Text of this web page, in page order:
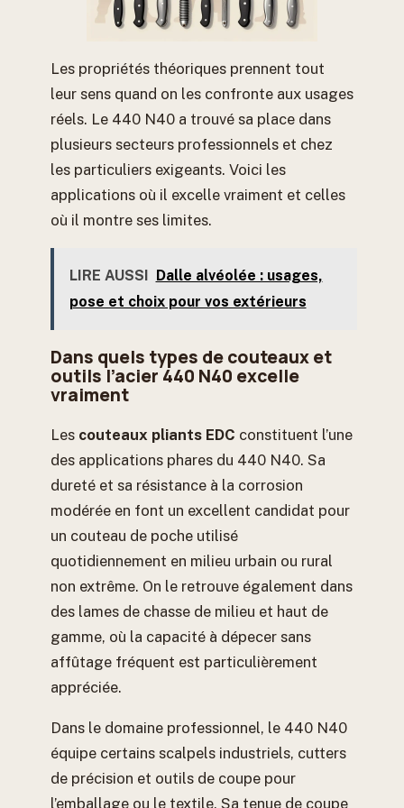
Les propriétés théoriques prennent tout
leur sens quand on les confronte aux usages
réels. Le 440 N40 a trouvé sa place dans
plusieurs secteurs professionnels et chez
les particuliers exigeants. Voici les
applications où il excelle vraiment et celles
où il montre ses limites.
LIRE AUSSI
Dalle alvéolée : usages,
pose et choix pour vos extérieurs
Dans quels types de couteaux et
outils l’acier 440 N40 excelle
vraiment
Les couteaux pliants EDC constituent l’une
des applications phares du 440 N40. Sa
dureté et sa résistance à la corrosion
modérée en font un excellent candidat pour
un couteau de poche utilisé
quotidiennement en milieu urbain ou rural
non extrême. On le retrouve également dans
des lames de chasse de milieu et haut de
gamme, où la capacité à dépecer sans
affûtage fréquent est particulièrement
appréciée.
Dans le domaine professionnel, le 440 N40
équipe certains scalpels industriels, cutters
de précision et outils de coupe pour
l’emballage ou le textile. Sa tenue de coupe